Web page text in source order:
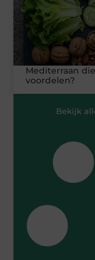
Mediterraan
voordelen?
Bekijk